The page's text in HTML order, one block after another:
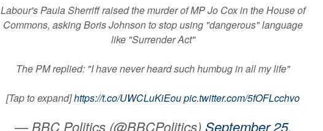
Labour's Paula Sherriff raised the murder of MP Jo Cox in the House of
Commons, asking Boris Johnson to stop using "dangerous" language
like "Surrender Act"
The PM replied: "I have never heard such humbug in all my life"
[Tap to expand]https://t.co/UWCLuKiEoupic.twitter.com/5fOFLcchvo
— BBC Politics (@BBCPolitics) September 25,